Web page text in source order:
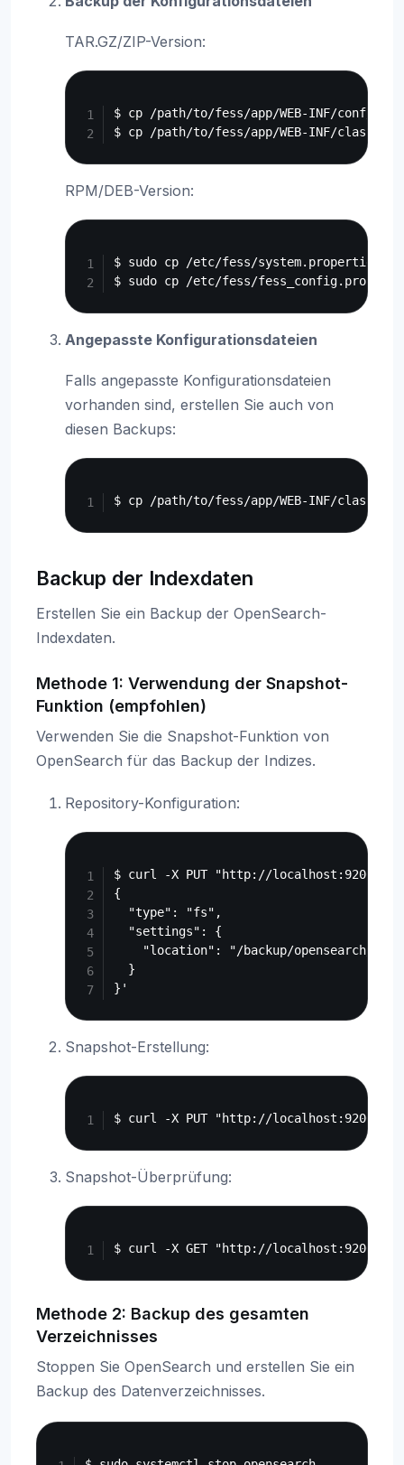
TAR.GZ/ZIP-Version:
$ cp /path/to/fess/app/WEB-INF/conf/
RPM/DEB-Version:
$ sudo cp /etc/fess/system.properties /
Angepasste Konfigurationsdateien
Falls angepasste Konfigurationsdateien
vorhanden sind, erstellen Sie auch von
diesen Backups:
Backup der Indexdaten
Erstellen Sie ein Backup der OpenSearch-
Indexdaten.
Methode 1: Verwendung der Snapshot-
Funktion (empfohlen)
Verwenden Sie die Snapshot-Funktion von
OpenSearch für das Backup der Indizes.
Repository-Konfiguration:
$ curl -X PUT "http://localhost:9200/
{
  "type": "fs",
  "settings": {
"location": "/backup/opensearch/
  }
Snapshot-Erstellung:
Snapshot-Überprüfung:
Methode 2: Backup des gesamten
Verzeichnisses
Stoppen Sie OpenSearch und erstellen Sie ein
Backup des Datenverzeichnisses.